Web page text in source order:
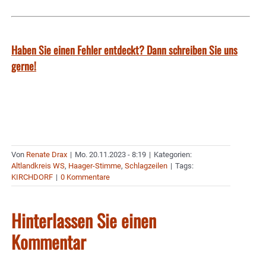
Haben Sie einen Fehler entdeckt? Dann schreiben Sie uns
gerne!
Von Renate Drax | Mo. 20.11.2023 - 8:19 | Kategorien:
Altlandkreis WS, Haager-Stimme, Schlagzeilen | Tags:
KIRCHDORF | 0 Kommentare
Hinterlassen Sie einen
Kommentar